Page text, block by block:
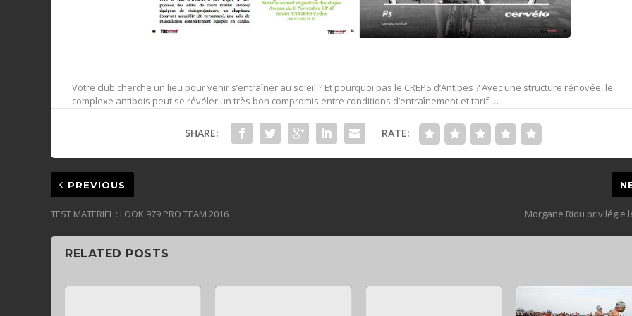
Votre club cherche un lieu pour venir s’entraîner au soleil ? Et pourquoi pas le CREPS d’Antibes ? Avec une structure rénovée, le
complexe antibois peut se révéler un très bon compromis entre conditions d’entraînement et tarif …
SHARE: RATE:
PREVIOUS
TEST MATERIEL : LOOK 979 PRO TEAM 2016
RELATED POSTS